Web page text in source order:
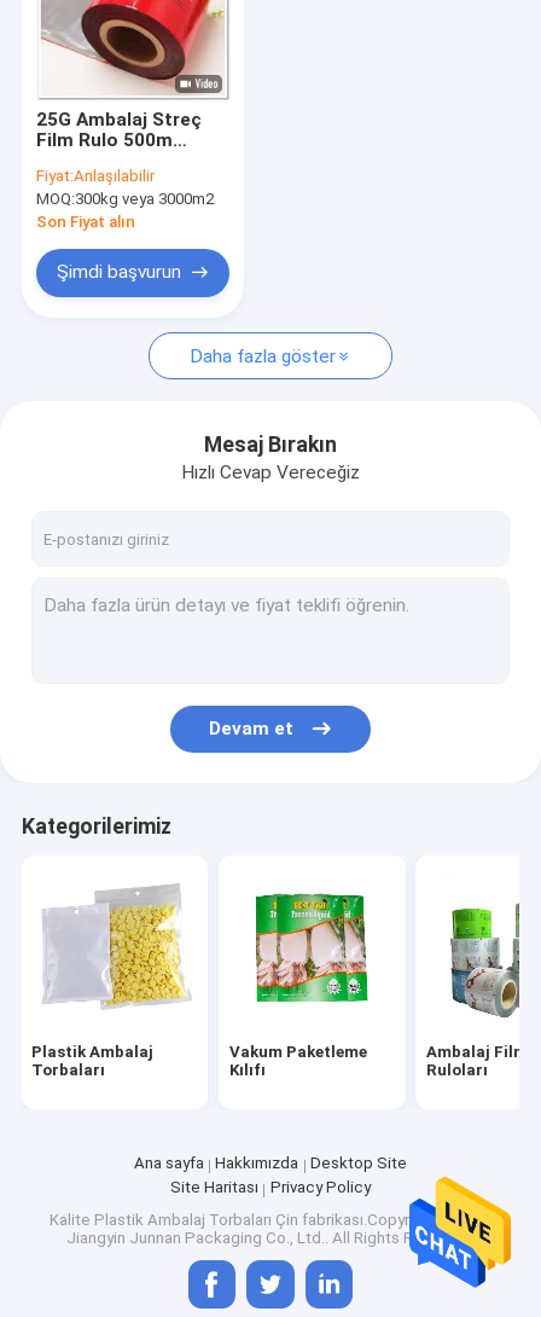
Hava Sütunu Yastık Çanta
Kağıt Yastık Ambalajı
25G Ambalaj Streç
Film Rulo 500m
Sakız için
Fiyat:Anlaşılabilir
MOQ:300kg veya 3000m2
Son Fiyat alın
Şimdi başvurun
Daha fazla göster
Mesaj Bırakın
Hızlı Cevap Vereceğiz
Devam et
Kategorilerimiz
Plastik Ambalaj
Torbaları
Vakum Paketleme
Kılıfı
Ambalaj Filmi
Ruloları
Ana sayfa Hakkımızda
Desktop Site
Site Haritası
Privacy Policy
Kalite Plastik Ambalaj Torbaları Çin fabrikası.Copyright © 2026
Jiangyin Junnan Packaging Co., Ltd.. All Rights Reserved.